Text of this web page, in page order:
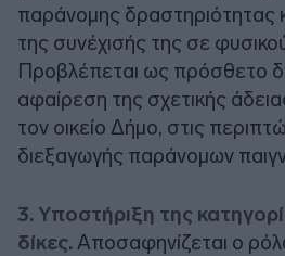
παράνομης δραστηριότητας
της συνέχισής της σε
Προβλέπεται ως πρόσθετο
αφαίρεση της σχετικής
τον οικείο Δήμο, στις
διεξαγωγής παράνομων
3. Υποστήριξη της
δίκες.Αποσαφηνίζεται ο